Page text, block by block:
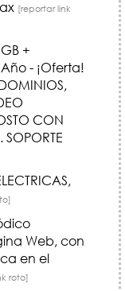
[reportar link
+
- ¡Oferta!
CON
SOPORTE
Web, con
en el
roto]